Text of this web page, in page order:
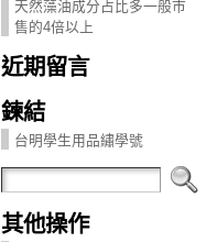
天然藻油成分占比多一般市
售的4倍以上
近期留言
鍊結
台明學生用品繡學號
其他操作